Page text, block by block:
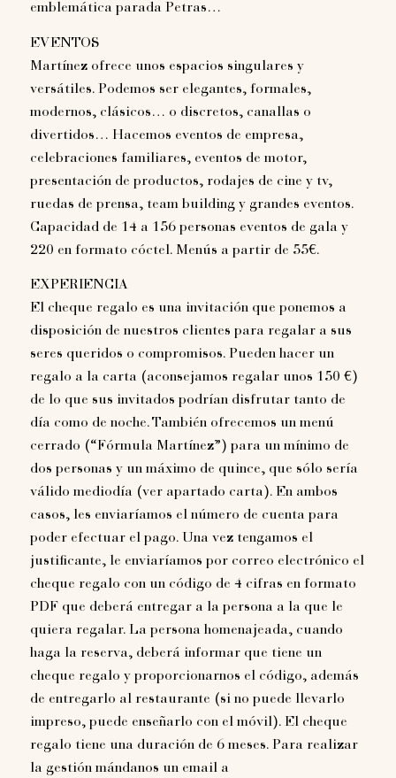
emblemática parada Petras…
EVENTOS
Martínez ofrece unos espacios singulares y
versátiles. Podemos ser elegantes, formales,
modernos, clásicos… o discretos, canallas o
divertidos… Hacemos eventos de empresa,
celebraciones familiares, eventos de motor,
presentación de productos, rodajes de cine y tv,
ruedas de prensa, team building y grandes eventos.
Capacidad de 14 a 156 personas eventos de gala y
220 en formato cóctel. Menús a partir de 55€.
EXPERIENCIA
El cheque regalo es una invitación que ponemos a
disposición de nuestros clientes para regalar a sus
seres queridos o compromisos. Pueden hacer un
regalo a la carta (aconsejamos regalar unos 150 €)
de lo que sus invitados podrían disfrutar tanto de
día como de noche. También ofrecemos un menú
cerrado (“Fórmula Martínez”) para un mínimo de
dos personas y un máximo de quince, que sólo sería
válido mediodía (ver apartado carta). En ambos
casos, les enviaríamos el número de cuenta para
poder efectuar el pago. Una vez tengamos el
justificante, le enviaríamos por correo electrónico el
cheque regalo con un código de 4 cifras en formato
PDF que deberá entregar a la persona a la que le
quiera regalar. La persona homenajeada, cuando
haga la reserva, deberá informar que tiene un
cheque regalo y proporcionarnos el código, además
de entregarlo al restaurante (si no puede llevarlo
impreso, puede enseñarlo con el móvil). El cheque
regalo tiene una duración de 6 meses. Para realizar
la gestión mándanos un email a